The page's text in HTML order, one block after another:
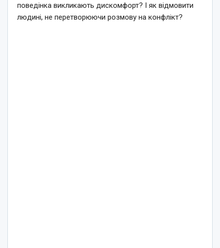
поведінка викликають дискомфорт? І як відмовити
людині, не перетворюючи розмову на конфлікт?